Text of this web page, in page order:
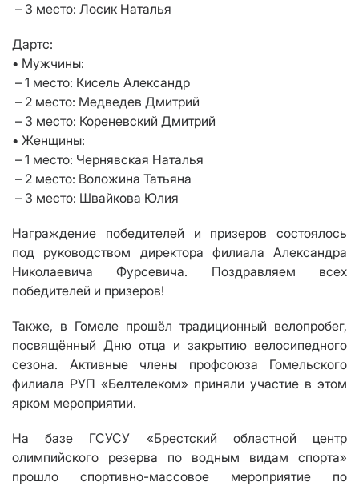
– 3 место: Лосик Наталья
Дартс:
• Мужчины:
– 1 место: Кисель Александр
– 2 место: Медведев Дмитрий
– 3 место: Кореневский Дмитрий
• Женщины:
– 1 место: Чернявская Наталья
– 2 место: Воложина Татьяна
– 3 место: Швайкова Юлия
Награждение победителей и призеров состоялось
под руководством директора филиала Александра
Николаевича Фурсевича. Поздравляем всех
победителей и призеров!
Также, в Гомеле прошёл традиционный велопробег,
посвящённый Дню отца и закрытию велосипедного
сезона. Активные члены профсоюза Гомельского
филиала РУП «Белтелеком» приняли участие в этом
ярком мероприятии.
На базе ГСУСУ «Брестский областной центр
олимпийского резерва по водным видам спорта»
прошло спортивно-массовое мероприятие по